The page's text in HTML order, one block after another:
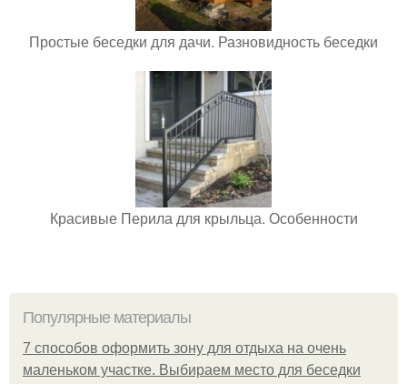
Простые беседки для дачи. Разновидность беседки
Красивые Перила для крыльца. Особенности
Популярные материалы
7 способов оформить зону для отдыха на очень
маленьком участке. Выбираем место для беседки